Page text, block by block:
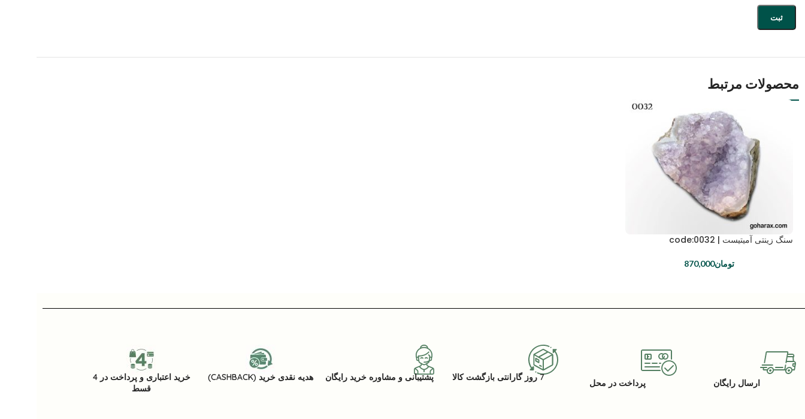
محصولات مرتبط
سنگ زینتی آمیتیست | code:0032
تومان870,000
ارسال رایگان پرداخت در محل
7 روز گارانتی بازگشت کالا پشتیبانی و مشاوره خرید رایگان هدیه نقدی خرید (CASHBACK)
خرید اعتباری و پرداخت در 4
قسط